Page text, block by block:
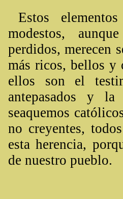
Estos
modestos,
perdidos, merecen
más ricos, bellos y
ellos son el
antepasados y
seaquemos
no creyentes,
esta herencia,
de nuestro pueblo.